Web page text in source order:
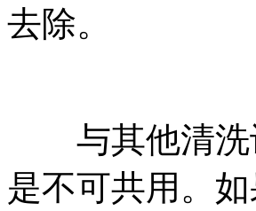
去除。
与其他清洗
是不可共用。